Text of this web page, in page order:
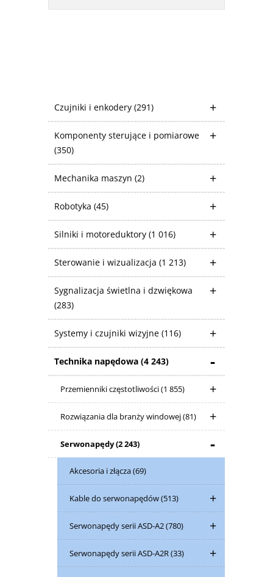
Czujniki i enkodery (291)
Komponenty sterujące i pomiarowe
(350)
Mechanika maszyn (2)
Robotyka (45)
Silniki i motoreduktory (1 016)
Sterowanie i wizualizacja (1 213)
Sygnalizacja świetlna i dzwiękowa
(283)
Systemy i czujniki wizyjne (116)
Technika napędowa (4 243)
Przemienniki częstotliwości(1 855)
Rozwiązania dla branży windowej(81)
Serwonapędy(2 243)
Akcesoria i złącza(69)
Kable do serwonapędów(513)
Serwonapędy serii ASD-A2(780)
Serwonapędy serii ASD-A2R(33)